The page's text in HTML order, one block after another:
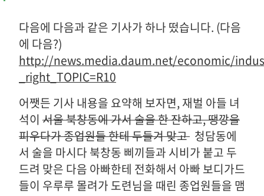
다음에 다음과 같은 기사가 하나 떴습니다. (다음
에 다음?)
http://news.media.daum.net/economic/
_right_TOPIC=R10
어쨋든 기사 내용을 요약해 보자면, 재벌 아들 녀
석이 서울 북창동에 가서 술을 한 잔하고, 땡깡을
피우다가 종업원들 한테 두들겨 맞고 청담동에
서 술을 마시다 북창동 삐끼들과 시비가 붙고 두
드려 맞은 다음 아빠한테 전화해서 아빠 보디가드
들이 우루루 몰려가 도련님을 때린 종업원들을 맴